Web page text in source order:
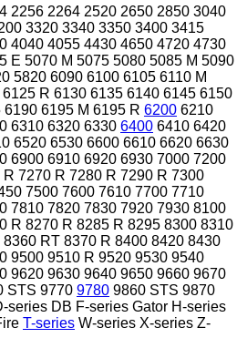
2256 2264 2520 2650 2850 3040
3320 3340 3350 3400 3415
4040 4055 4430 4650 4720 4730
E 5070 M 5075 5080 5085 M 5090
5820 6090 6100 6105 6110 M
6125 R 6130 6135 6140 6145 6150
6190 6195 M 6195 R 6200 6210
6310 6320 6330 6400 6410 6420
6520 6530 6600 6610 6620 6630
6900 6910 6920 6930 7000 7200
R 7270 R 7280 R 7290 R 7300
7500 7600 7610 7700 7710
7810 7820 7830 7920 7930 8100
R 8270 R 8285 R 8295 8300 8310
8360 RT 8370 R 8400 8420 8430
9500 9510 R 9520 9530 9540
9620 9630 9640 9650 9660 9670
STS 9770 9780 9860 STS 9870
series DB F-series Gator H-series
T-series W-series X-series Z-